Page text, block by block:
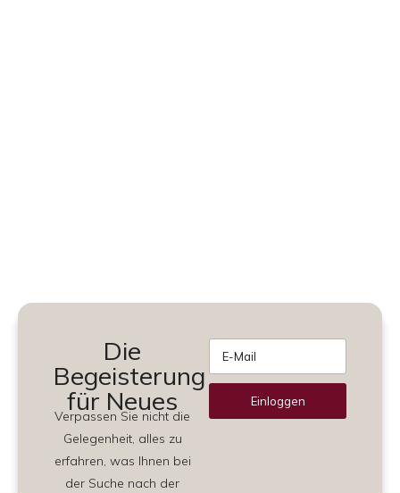
Die
Begeisterung
für Neues
Verpassen Sie nicht die
Gelegenheit, alles zu
erfahren, was Ihnen bei
der Suche nach der
Einloggen